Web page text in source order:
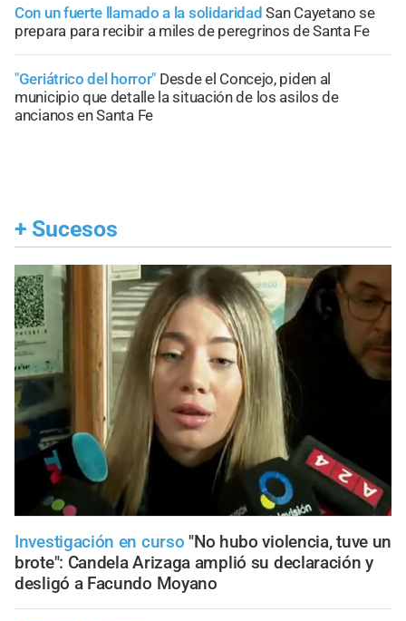
Con un fuerte llamado a la solidaridad San Cayetano se
prepara para recibir a miles de peregrinos de Santa Fe
"Geriátrico del horror" Desde el Concejo, piden al
municipio que detalle la situación de los asilos de
ancianos en Santa Fe
+ Sucesos
Investigación en curso "No hubo violencia, tuve un
brote": Candela Arizaga amplió su declaración y
desligó a Facundo Moyano